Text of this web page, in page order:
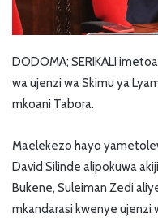
DODOMA; SERIKALI
wa ujenzi wa Skimu ya
mkoani Tabora.
Maelekezo hayo
David Silinde alipokuwa
Bukene, Suleiman Zedi
mkandarasi kwenye ujenzi